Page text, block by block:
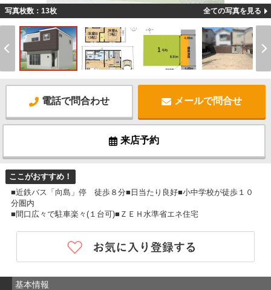
写真枚数：13枚 全ての写真を見る
電話で問合わせ メールで問合せ
来店予約
ここがおすすめ！
■近鉄バス「向島」停 徒歩８分■日当たり良好■小中学校が徒歩１０
分圏内
■間口広々で駐車楽々(１台可)■ＺＥＨ水準省エネ住宅
基本情報